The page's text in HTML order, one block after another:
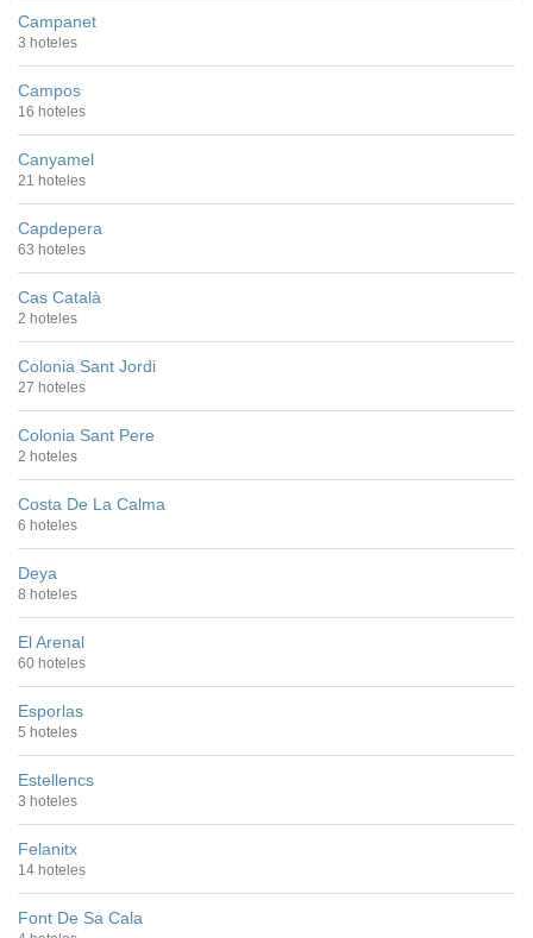
Campanet
3 hoteles
Campos
16 hoteles
Canyamel
21 hoteles
Capdepera
63 hoteles
Cas Català
2 hoteles
Colonia Sant Jordi
27 hoteles
Colonia Sant Pere
2 hoteles
Costa De La Calma
6 hoteles
Deya
8 hoteles
El Arenal
60 hoteles
Esporlas
5 hoteles
Estellencs
3 hoteles
Felanitx
14 hoteles
Font De Sa Cala